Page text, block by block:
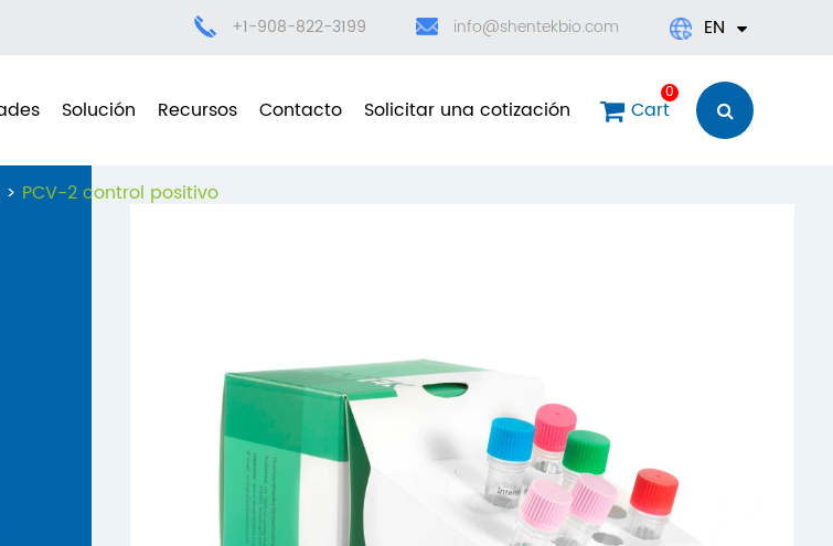
+1-908-822-3199 info@shentekbio.com
EN
العربية
Solución Recursos Contacto Solicitar una cotización Cart
0
PCV-2 control positivo